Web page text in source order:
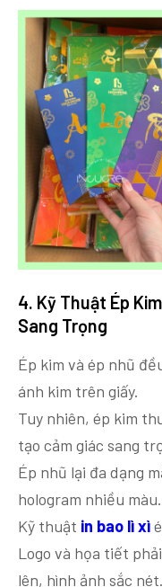
4. Kỹ Thuật Ép
Sang Trọng
Ép kim và ép nhũ
ánh kim trên giấy.
Tuy nhiên, ép kim
tạo cảm giác sang
Ép nhũ lại đa dạng
hologram nhiều màu.
Kỹ thuật in bao lì xì
Logo và họa tiết
lên, hình ảnh sắc nét.